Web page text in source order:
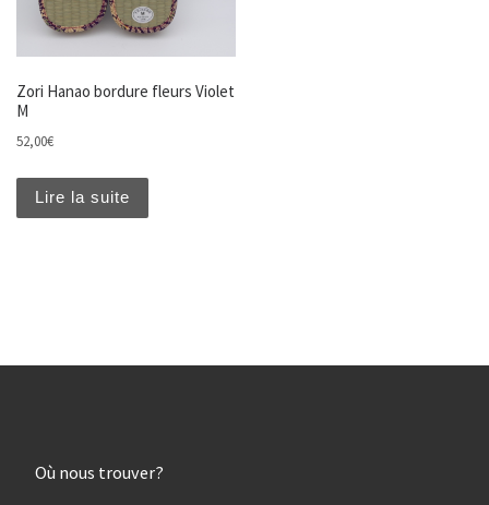
Zori Hanao bordure fleurs Violet
M
52,00€
Lire la suite
Où nous trouver?